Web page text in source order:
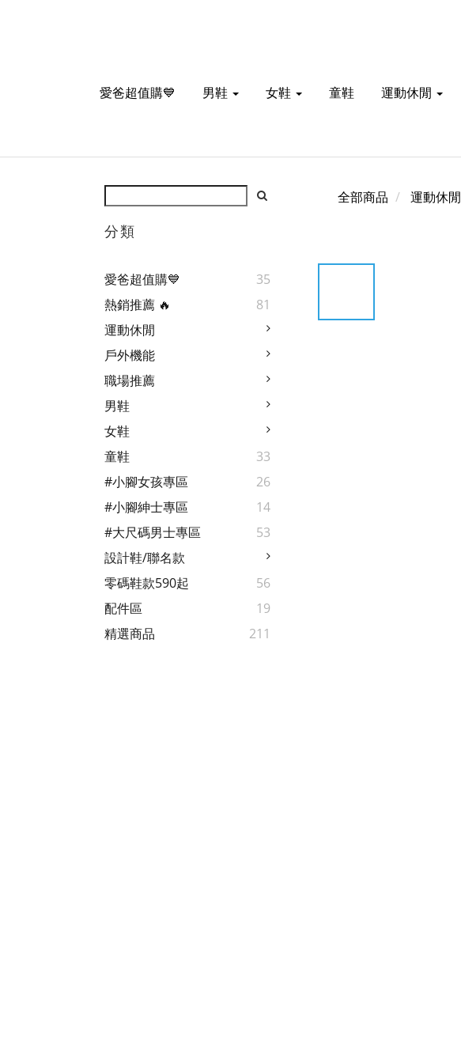
愛爸超值購💙 男鞋 女鞋 童鞋 運動休閒
分類
愛爸超值購💙
35
熱銷推薦 🔥
81
運動休閒
戶外機能
職場推薦
男鞋
女鞋
童鞋
33
#小腳女孩專區
26
#小腳紳士專區
14
#大尺碼男士專區
53
設計鞋/聯名款
零碼鞋款590起
56
配件區
19
精選商品
211
全部商品 運動休閒